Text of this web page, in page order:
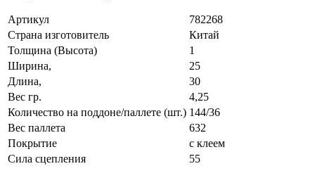
Артикул
782268
Страна изготовитель
Китай
Толщина (Высота)
1
Ширина,
25
Длина,
30
Вес гр.
4,25
Количество на поддоне/паллете (шт.) 144/36
Вес паллета
632
Покрытие
с клеем
Сила сцепления
55